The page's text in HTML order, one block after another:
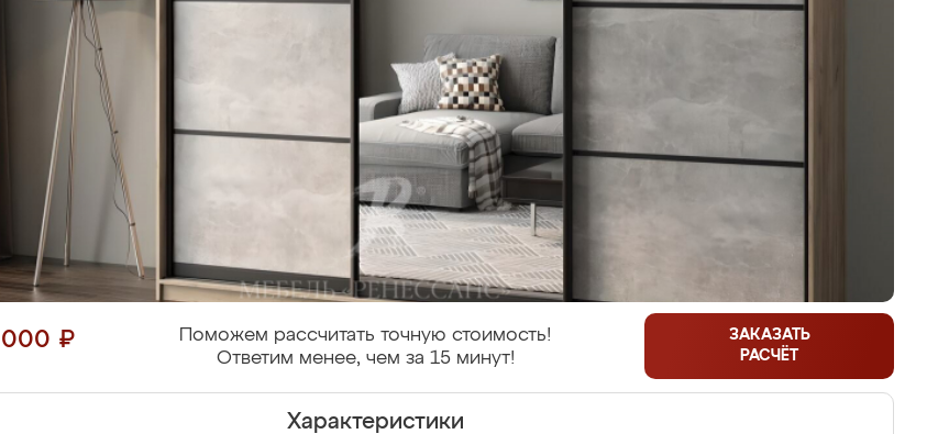
000 ₽
Поможем рассчитать точную стоимость!
Ответим менее, чем за 15 минут!
ЗАКАЗАТЬ
РАСЧЁТ
Характеристики